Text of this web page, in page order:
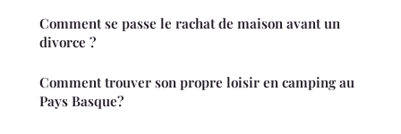
Comment se passe le rachat de maison avant un
divorce ?
Comment trouver son propre loisir en camping au
Pays Basque?